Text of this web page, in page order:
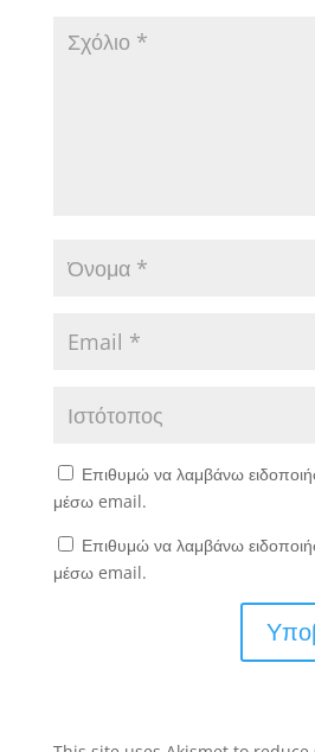
Επιθυμώ να λαμβάνω
μέσω email.
Επιθυμώ να λαμβάνω
μέσω email.